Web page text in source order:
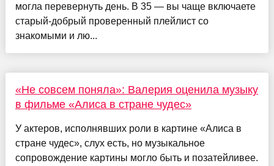
могла перевернуть день. В 35 — вы чаще включаете
старый-добрый проверенный плейлист со
знакомыми и лю...
«Не совсем поняла»: Валерия оценила музыку
в фильме «Алиса в стране чудес»
У актеров, исполнявших роли в картине «Алиса в
стране чудес», слух есть, но музыкальное
сопровождение картины могло быть и позатейливее.